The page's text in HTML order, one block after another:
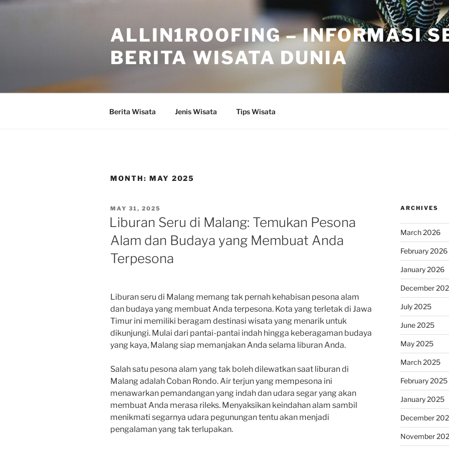
Skip
ALLIN1ROOFING – INFORMASI
BERITA WISATA DUNIA
Berita Wisata Jenis Wisata Tips Wisata
MONTH: MAY 2025
POSTED
ON
MAY 31, 2025
Liburan Seru di Malang: Temukan Pesona
Alam dan Budaya yang Membuat Anda
Terpesona
Liburan seru di Malang memang tak pernah kehabisan pesona alam
dan budaya yang membuat Anda terpesona. Kota yang terletak di Jawa
Timur ini memiliki beragam destinasi wisata yang menarik untuk
dikunjungi. Mulai dari pantai-pantai indah hingga keberagaman budaya
yang kaya, Malang siap memanjakan Anda selama liburan Anda.
Salah satu pesona alam yang tak boleh dilewatkan saat liburan di
Malang adalah Coban Rondo. Air terjun yang mempesona ini
menawarkan pemandangan yang indah dan udara segar yang akan
membuat Anda merasa rileks. Menyaksikan keindahan alam sambil
menikmati segarnya udara pegunungan tentu akan menjadi
pengalaman yang tak terlupakan.
ARCHIVES
March 2026
February 2026
January 2026
December
July 2025
June 2025
May 2025
March 2025
February 2025
January 2025
December
November